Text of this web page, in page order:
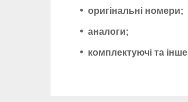
оригінальні номери;
аналоги;
комплектуючі та інше